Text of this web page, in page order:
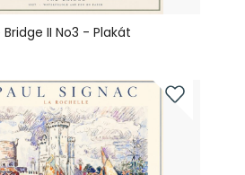
II No3 - Plakát